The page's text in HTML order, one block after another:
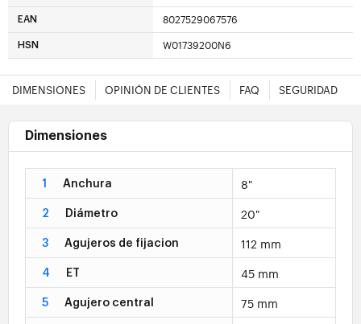
EAN 8027529067576
HSN W01739200N6
DIMENSIONES OPINIÓN DE CLIENTES FAQ SEGURIDAD
Dimensiones
1 Anchura 8"
2 Diámetro 20"
3 Agujeros de fijacion 112 mm
4 ET 45 mm
5 Agujero central 75 mm